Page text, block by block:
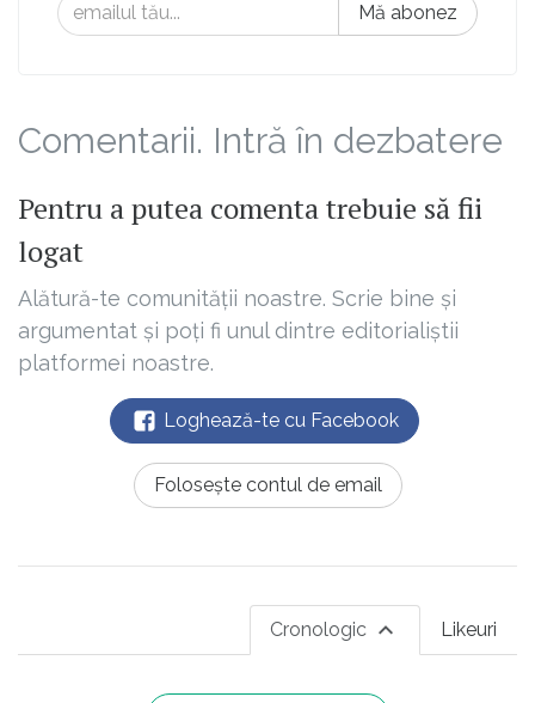
Mă abonez
Comentarii. Intră în dezbatere
Pentru a putea comenta trebuie să fii
logat
Alătură-te comunității noastre. Scrie bine și
argumentat și poți fi unul dintre editorialiștii
platformei noastre.
Loghează-te cu Facebook
Folosește contul de email
Likeuri
Cronologic